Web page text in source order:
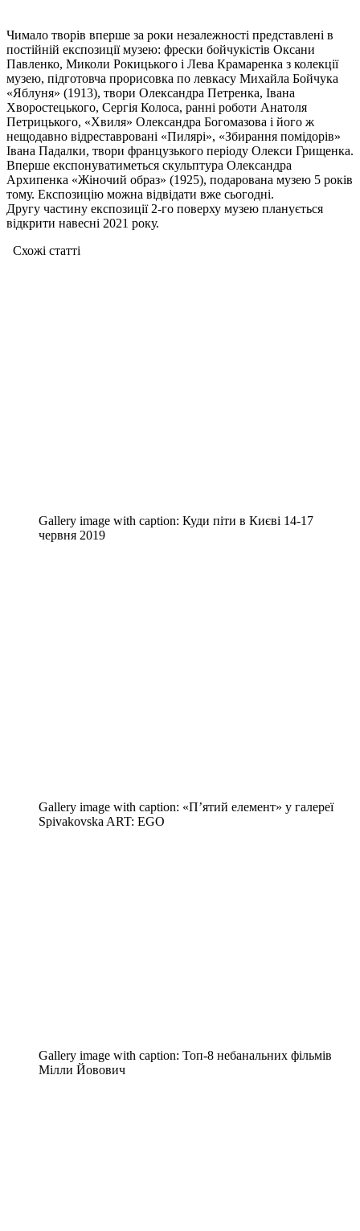
Чимало творів вперше за роки незалежності представлені в
постійній експозиції музею: фрески бойчукістів Оксани
Павленко, Миколи Рокицького і Лева Крамаренка з колекції
музею, підготовча прорисовка по левкасу Михайла Бойчука
«Яблуня» (1913), твори Олександра Петренка, Івана
Хворостецького, Сергія Колоса, ранні роботи Анатоля
Петрицького, «Хвиля» Олександра Богомазова і його ж
нещодавно відреставровані «Пилярі», «Збирання помідорів»
Івана Падалки, твори французького періоду Олекси Грищенка.
Вперше експонуватиметься скульптура Олександра
Архипенка «Жіночий образ» (1925), подарована музею 5 років
тому. Експозицію можна відвідати вже сьогодні.
Другу частину експозиції 2-го поверху музею планується
відкрити навесні 2021 року.
Схожі статтi
Gallery image with caption: Куди піти в Києві 14-17
червня 2019
Gallery image with caption: «П’ятий елемент» у галереї
Spivakovska ART: EGO
Gallery image with caption: Топ-8 небанальних фільмів
Мілли Йовович